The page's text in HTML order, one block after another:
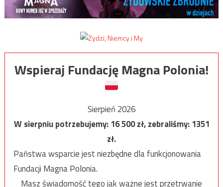
Wspieraj Fundację Magna Polonia!
Sierpień 2026
W sierpniu potrzebujemy:16 500zł, zebraliśmy:1351
zł.
Państwa wsparcie jest niezbędne dla funkcjonowania
Fundacji Magna Polonia.
Masz świadomość tego jak ważne jest przetrwanie